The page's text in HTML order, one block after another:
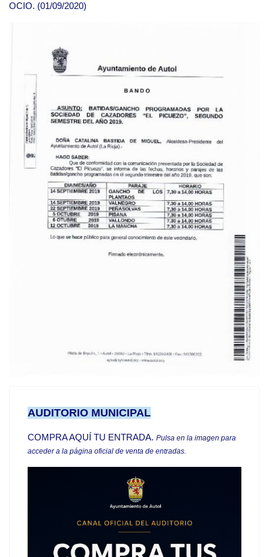
OCIO. (01/09/2020)
AUDITORIO MUNICIPAL
COMPRA AQUÍ TU ENTRADA. Pulsa en la imagen para
acceder a la página oficial de venta de entradas.